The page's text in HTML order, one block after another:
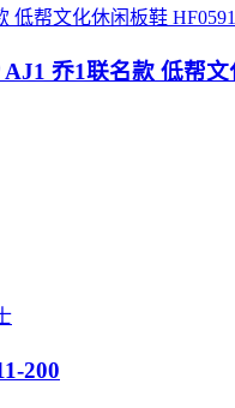
乔1联名款 低帮
200